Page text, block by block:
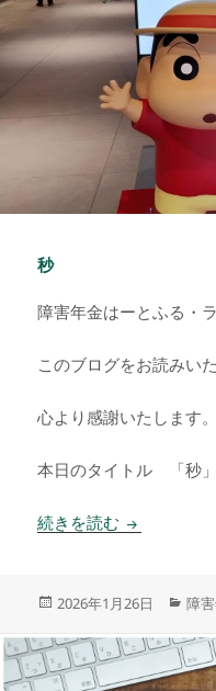
秒
障害年金はーとふる・
このブログをお読みい
心より感謝いたします。
本日のタイトル 「秒
続きを読む 秒
投
日:
2026年1月26日
カ
ゴ
リ
ー
障